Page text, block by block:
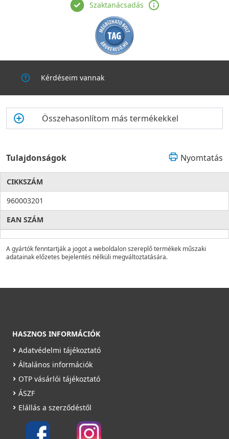
Szaktanácsadás
Kérdéseim vannak
Összehasonlítom más termékekkel
Tulajdonságok Nyomtatás
CIKKSZÁM
960003201
EAN SZÁM
A gyártók fenntartják a jogot a weboldalon szereplő termékek műszaki
adatainak előzetes bejelentés nélküli megváltoztatására.
HASZNOS INFORMÁCIÓK
Adatvédelmi tájékoztató
Általános információk
OTP vásárlói tájékoztató
ÁSZF
Elállás a szerződéstől